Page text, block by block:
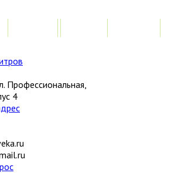
Профессиональная,
4